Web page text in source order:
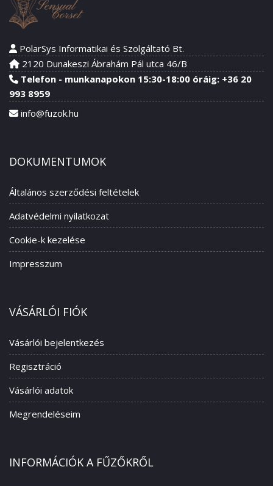
PolarSys Informatikai és Szolgáltató Bt.
2120 Dunakeszi Ábrahám Pál utca 46/B
Telefon - munkanapokon 15:30-18:00 óráig: +36 20
993 8959
info@fuzok.hu
DOKUMENTUMOK
Általános szerződési feltételek
Adatvédelmi nyilatkozat
Cookie-k kezelése
Impresszum
VÁSÁRLÓI FIÓK
Vásárlói bejelentkezés
Regisztráció
Vásárlói adatok
Megrendeléseim
INFORMÁCIÓK A FŰZŐKRŐL